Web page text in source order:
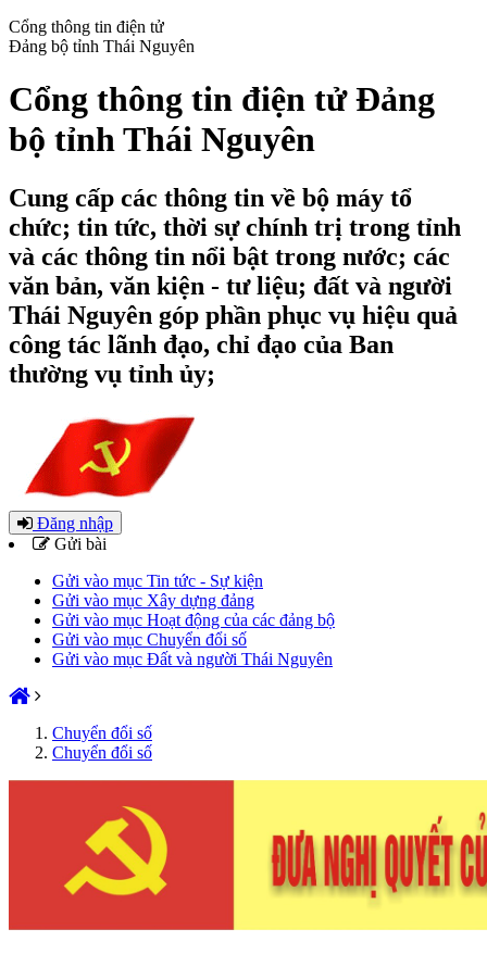
Cổng thông tin điện tử
Đảng bộ tỉnh Thái Nguyên
Cổng thông tin điện tử Đảng
bộ tỉnh Thái Nguyên
Cung cấp các thông tin về bộ máy tổ
chức; tin tức, thời sự chính trị trong tỉnh
và các thông tin nổi bật trong nước; các
văn bản, văn kiện - tư liệu; đất và người
Thái Nguyên góp phần phục vụ hiệu quả
công tác lãnh đạo, chỉ đạo của Ban
thường vụ tỉnh ủy;
Đăng nhập
Gửi bài
Gửi vào mục Tin tức - Sự kiện
Gửi vào mục Xây dựng đảng
Gửi vào mục Hoạt động của các đảng bộ
Gửi vào mục Chuyển đổi số
Gửi vào mục Đất và người Thái Nguyên
Chuyển đổi số
Chuyển đổi số